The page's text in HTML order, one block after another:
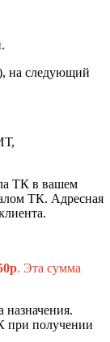
на следующий
ТК в вашем
ТК. Адресная
р. Эта сумма
назначения.
при получении